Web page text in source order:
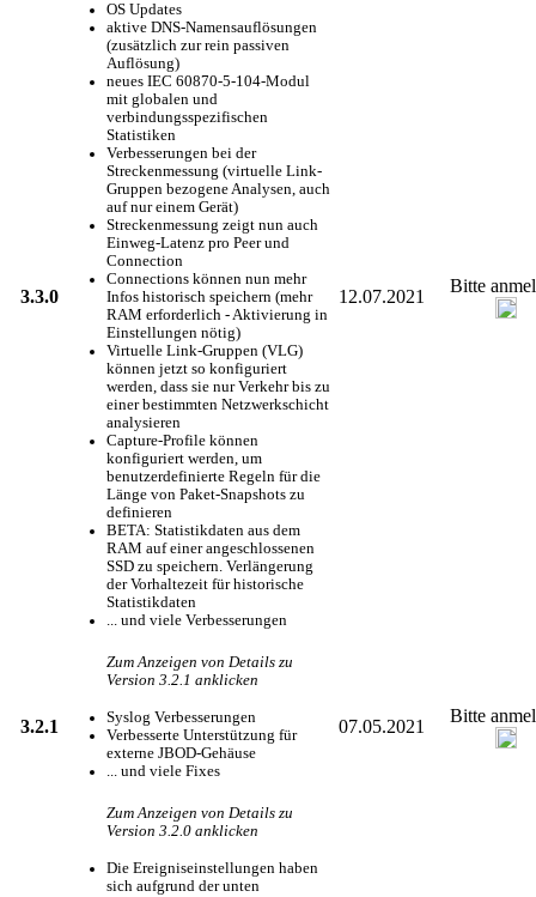
3.3.0
OS Updates
aktive DNS-Namensauflösungen
(zusätzlich zur rein passiven
Auflösung)
neues IEC 60870-5-104-Modul
mit globalen und
verbindungsspezifischen
Statistiken
Verbesserungen bei der
Streckenmessung (virtuelle Link-
Gruppen bezogene Analysen, auch
auf nur einem Gerät)
Streckenmessung zeigt nun auch
Einweg-Latenz pro Peer und
Connection
Connections können nun mehr
Infos historisch speichern (mehr
RAM erforderlich - Aktivierung in
Einstellungen nötig)
Virtuelle Link-Gruppen (VLG)
können jetzt so konfiguriert
werden, dass sie nur Verkehr bis zu
einer bestimmten Netzwerkschicht
analysieren
Capture-Profile können
konfiguriert werden, um
benutzerdefinierte Regeln für die
Länge von Paket-Snapshots zu
definieren
BETA: Statistikdaten aus dem
RAM auf einer angeschlossenen
SSD zu speichern. Verlängerung
der Vorhaltezeit für historische
Statistikdaten
... und viele Verbesserungen
12.07.2021
Bitte
3.2.1
Zum Anzeigen von Details zu
Version 3.2.1 anklicken
Syslog Verbesserungen
Verbesserte Unterstützung für
externe JBOD-Gehäuse
... und viele Fixes
07.05.2021
Bitte
Zum Anzeigen von Details zu
Version 3.2.0 anklicken
Die Ereigniseinstellungen haben
sich aufgrund der unten